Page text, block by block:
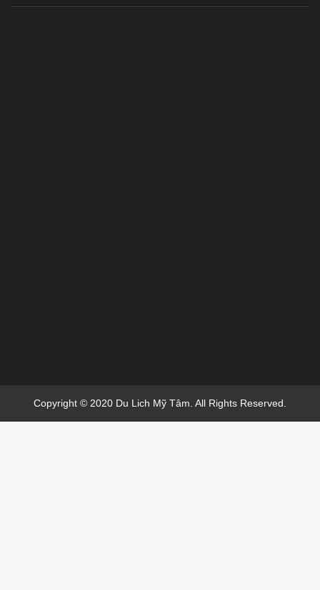
Copyright © 2020 Du Lich Mỹ Tâm. All Rights Reserved.